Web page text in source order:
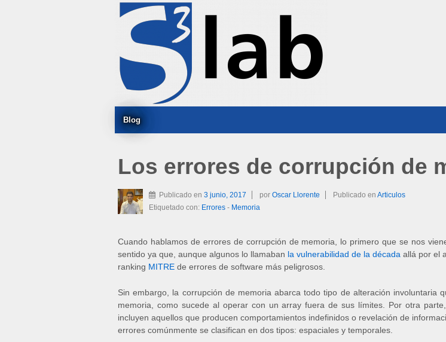
Blog
Los errores de corrupción de
Publicado en 3 junio, 2017 por Oscar Llorente Publicado en Articulos
Etiquetado con: Errores- Memoria
Cuando hablamos de errores de corrupción de memoria, lo primero que se nos
sentido ya que, aunque algunos lo llamaban la vulnerabilidad de la década allá por el
ranking MITRE de errores de software más peligrosos.
Sin embargo, la corrupción de memoria abarca todo tipo de alteración involuntaria
memoria, como sucede al operar con un array fuera de sus límites. Por otra
incluyen aquellos que producen comportamientos indefinidos o revelación de
errores comúnmente se clasifican en dos tipos: espaciales y temporales.